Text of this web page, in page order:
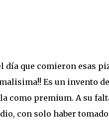
día que comieron esas
Es un invento
como premium. A su
con solo haber